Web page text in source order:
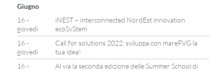
Giugno
16 -
giovedì
iNEST – interconnected NordEst innovation
ecoSyStem
16 -
giovedì
Call for solutions 2022: sviluppa con mareFVG la
tua idea!
16 -
Al via la seconda edizione delle Summer School di